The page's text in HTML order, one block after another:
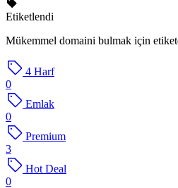
Etiketlendi
Mükemmel domaini bulmak için
4 Harf
0
Emlak
0
Premium
3
Hot Deal
0